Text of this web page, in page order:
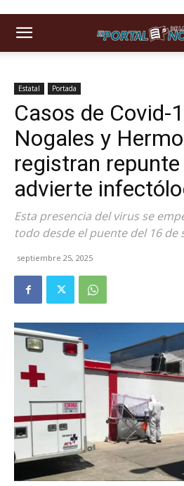
Estatal Portada
Casos de Covid-
Nogales y
registran repunte
advierte
Esta presencia del virus se
todo desde el puente del 16 de
septiembre 25, 2025